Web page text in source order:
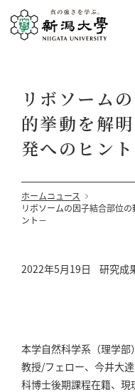
リボソーム
的挙動を解
発へのヒン
ホームニュース
リボソームの因子結合部位
ント－
2022年5月19日 研究成
本学自然科学系（理学
教授/フェロー、今井大
科博士後期課程在籍、